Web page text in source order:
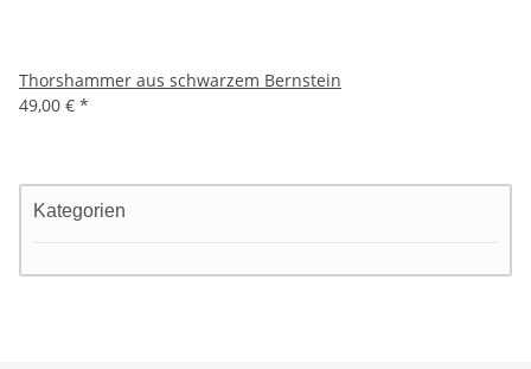
Thorshammer aus schwarzem Bernstein
49,00 € *
Kategorien